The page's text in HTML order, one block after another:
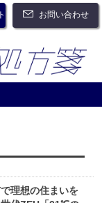
お問い合わせ
理想の住まいを